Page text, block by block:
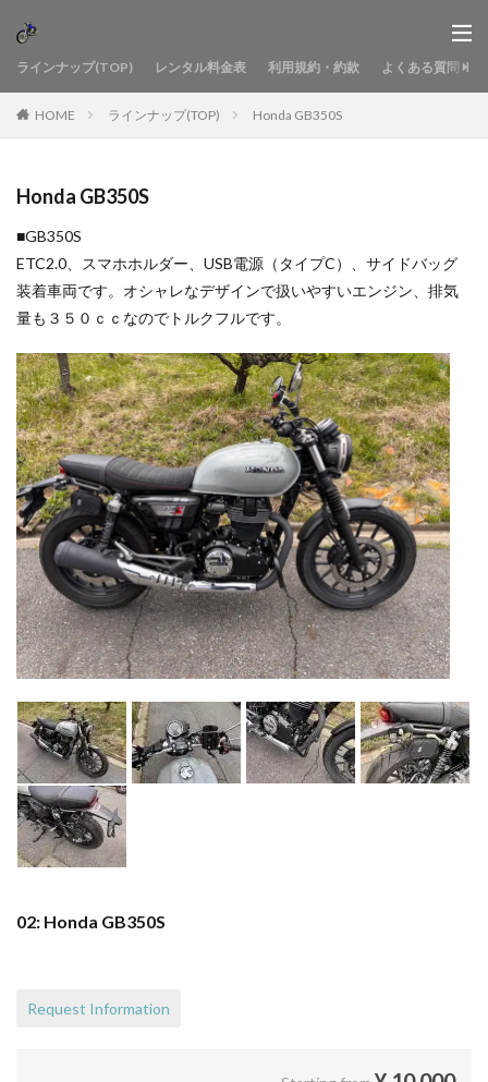
ラインナップ(TOP) レンタル料金表 利用規約・約款 よくある質問
HOME ラインナップ(TOP) Honda GB350S
Honda GB350S
■GB350S
ETC2.0、スマホホルダー、USB電源（タイプC）、サイドバッグ
装着車両です。オシャレなデザインで扱いやすいエンジン、排気
量も３５０ｃｃなのでトルクフルです。
02: Honda GB350S
Request Information